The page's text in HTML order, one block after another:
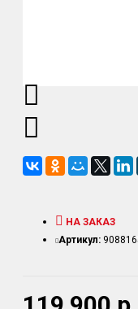
НА ЗАКАЗ
Артикул: